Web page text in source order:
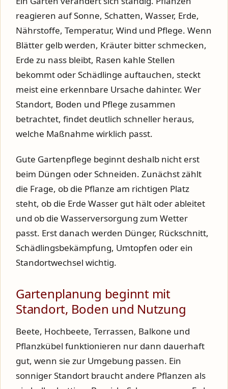
reagieren auf Sonne, Schatten, Wasser, Erde,
Nährstoffe, Temperatur, Wind und Pflege. Wenn
Blätter gelb werden, Kräuter bitter schmecken,
Erde zu nass bleibt, Rasen kahle Stellen
bekommt oder Schädlinge auftauchen, steckt
meist eine erkennbare Ursache dahinter. Wer
Standort, Boden und Pflege zusammen
betrachtet, findet deutlich schneller heraus,
welche Maßnahme wirklich passt.
Gute Gartenpflege beginnt deshalb nicht erst
beim Düngen oder Schneiden. Zunächst zählt
die Frage, ob die Pflanze am richtigen Platz
steht, ob die Erde Wasser gut hält oder ableitet
und ob die Wasserversorgung zum Wetter
passt. Erst danach werden Dünger, Rückschnitt,
Schädlingsbekämpfung, Umtopfen oder ein
Standortwechsel wichtig.
Gartenplanung beginnt mit
Standort, Boden und Nutzung
Beete, Hochbeete, Terrassen, Balkone und
Pflanzkübel funktionieren nur dann dauerhaft
gut, wenn sie zur Umgebung passen. Ein
sonniger Standort braucht andere Pflanzen als